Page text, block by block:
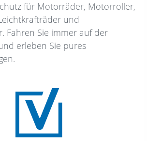
für Motorräder, Motorroller,
und
Fahren Sie immer auf der
erleben Sie pures